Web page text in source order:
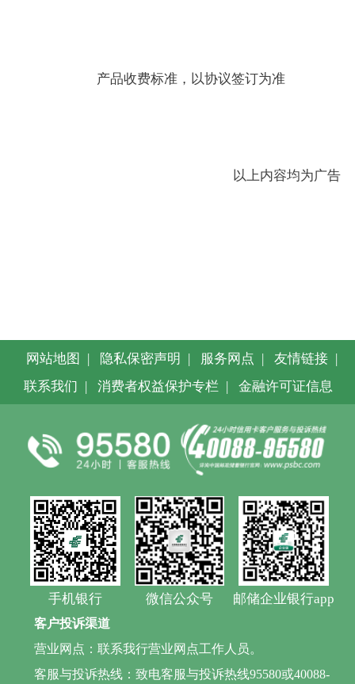
产品收费标准，以协议签订为准
以上内容均为广告
网站地图 | 隐私保密声明 | 服务网点 | 友情链接 |
联系我们 | 消费者权益保护专栏 | 金融许可证信息
手机银行 微信公众号 邮储企业银行app
客户投诉渠道
营业网点：联系我行营业网点工作人员。
客服与投诉热线：致电客服与投诉热线95580或40088-